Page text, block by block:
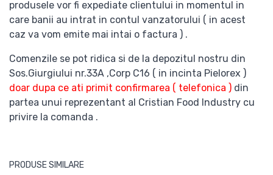
produsele vor fi expediate clientului in momentul in
care banii au intrat in contul vanzatorului ( in acest
caz va vom emite mai intai o factura ) .
Comenzile se pot ridica si de la depozitul nostru din
Sos.Giurgiului nr.33A ,Corp C16 ( in incinta Pielorex )
doar dupa ce ati primit confirmarea ( telefonica ) din
partea unui reprezentant al Cristian Food Industry cu
privire la comanda .
PRODUSE SIMILARE